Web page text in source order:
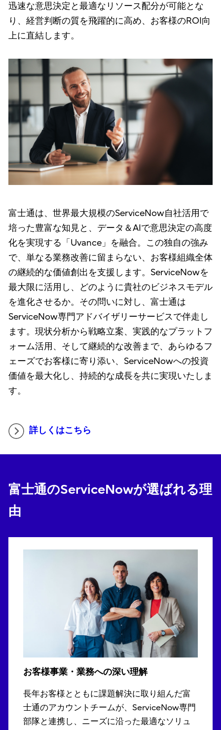
迅速な意思決定と最適なリソース配分が可能とな
り、経営判断の質を飛躍的に高め、お客様のROI向
上に直結します。
富士通は、世界最大規模のServiceNow自社活用で
培った豊富な知見と、データ＆AIで意思決定の高度
化を実現する「Uvance」を融合。この独自の強み
で、単なる業務改善に留まらない、お客様組織全体
の継続的な価値創出を支援します。ServiceNowを
最大限に活用し、どのように貴社のビジネスモデル
を進化させるか。その問いに対し、富士通は
ServiceNow専門アドバイザリーサービスで伴走し
ます。現状分析から戦略立案、実践的なプラットフ
ォーム活用、そして継続的な改善まで、あらゆるフ
ェーズでお客様に寄り添い、ServiceNowへの投資
価値を最大化し、持続的な成長を共に実現いたしま
す。
詳しくはこちら
富士通のServiceNowが選ばれる理
由
お客様事業・業務への深い理解
長年お客様とともに課題解決に取り組んだ富
士通のアカウントチームが、ServiceNow専門
部隊と連携し、ニーズに沿った最適なソリュ